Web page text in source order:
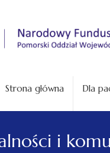
Strona główna Dla
i